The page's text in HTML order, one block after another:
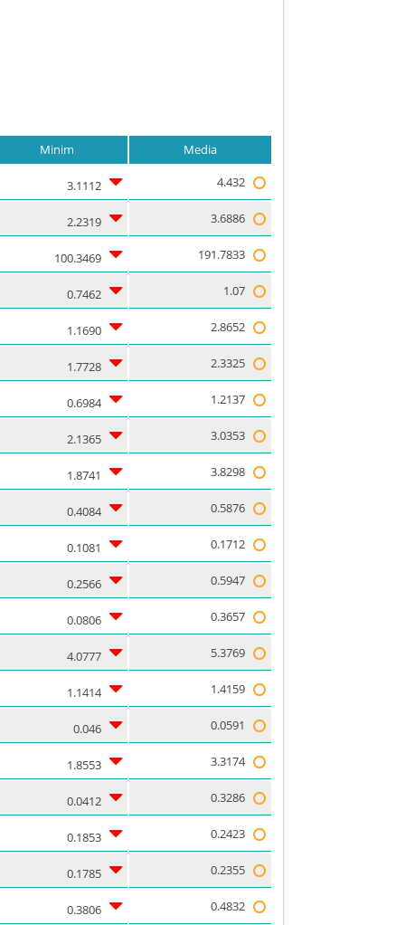
Minim Media
3.1112 4.432
2.2319 3.6886
100.3469 191.7833
0.7462 1.07
1.1690 2.8652
1.7728 2.3325
0.6984 1.2137
2.1365 3.0353
1.8741 3.8298
0.4084 0.5876
0.1081 0.1712
0.2566 0.5947
0.0806 0.3657
4.0777 5.3769
1.1414 1.4159
0.046 0.0591
1.8553 3.3174
0.0412 0.3286
0.1853 0.2423
0.1785 0.2355
0.3806 0.4832